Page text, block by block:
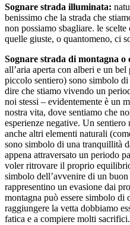
Sognare strada illuminata:
benissimo che la strada che
non possiamo sbagliare. le
quelle giuste, o quantomeno, ci
Sognare strada di montagna o
all’aria aperta con alberi e un
piccolo sentiero) sono simbolo
dire che stiamo vivendo un
noi stessi – evidentemente è un
nostra vita, dove sentiamo che
esperienze negative. Un
anche altri elementi naturali
sono simbolo di una tranquillità
appena attraversato un periodo
voler ritrovare il proprio
simbolo dell’avvenire di un
rappresentino un evasione dai
montagna può essere simbolo di
raggiungere la vetta dobbiamo
fatica e a compiere molti sacrifici.